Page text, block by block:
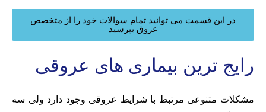
در این قسمت می توانید تمام سوالات خود را از متخصص
عروق بپرسید
رایج ‌ترین بیماری های عروقی
مشکلات متنوعی مرتبط با شرایط عروقی وجود دارد ولی سه